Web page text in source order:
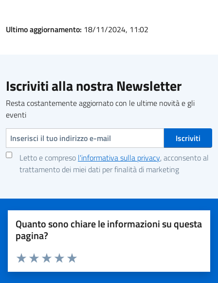
Ultimo aggiornamento: 18/11/2024, 11:02
Iscriviti alla nostra Newsletter
Resta costantemente aggiornato con le ultime novità e gli
eventi
Indirizzo e-mail
Letto e compreso l'informativa sulla privacy, acconsento al
trattamento dei miei dati per finalità di marketing
Quanto sono chiare le informazioni su questa
pagina?
Valuta 5 stelle su 5
Valuta 4 stelle su 5
Valuta 3 stelle su 5
Valuta 2 stelle su 5
Valuta 1 stelle su 5